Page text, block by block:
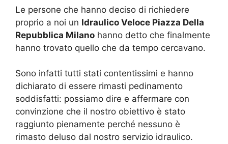
Le persone che hanno deciso di richiedere
proprio a noi un Idraulico Veloce Piazza Della
Repubblica Milano hanno detto che finalmente
hanno trovato quello che da tempo cercavano.
Sono infatti tutti stati contentissimi e hanno
dichiarato di essere rimasti pedinamento
soddisfatti: possiamo dire e affermare con
convinzione che il nostro obiettivo è stato
raggiunto pienamente perché nessuno è
rimasto deluso dal nostro servizio idraulico.